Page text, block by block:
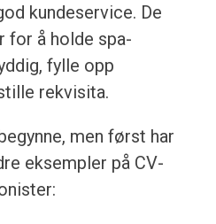
kundeservice. De
for å holde spa-
fylle opp
rekvisita.
men først har
eksempler på CV-